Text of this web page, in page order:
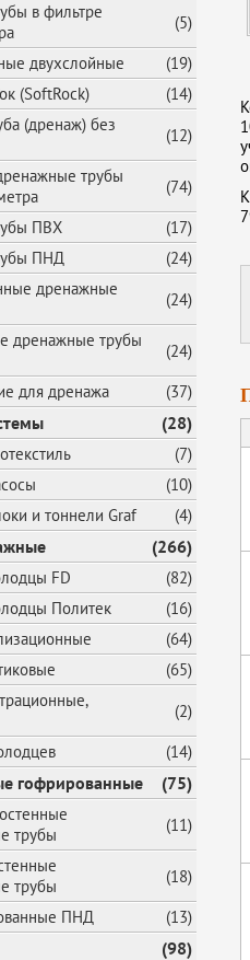
в фильтре
(5)
двухслойные
(19)
(SoftRock)
(14)
(дренаж) без
(12)
трубы
(74)
ПВХ
(17)
ПНД
(24)
дренажные
(24)
дренажные трубы
(24)
для дренажа
(37)
(28)
(7)
(10)
и тоннели Graf
(4)
(266)
FD
(82)
Политек
(16)
(64)
(65)
(2)
(14)
гофрированные (75)
трубы
(11)
трубы
(18)
ПНД
(13)
(98)